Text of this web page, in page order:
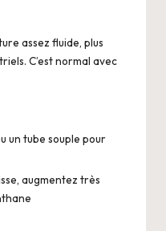
assez fluide, plus
C’est normal avec
un tube souple pour
augmentez très